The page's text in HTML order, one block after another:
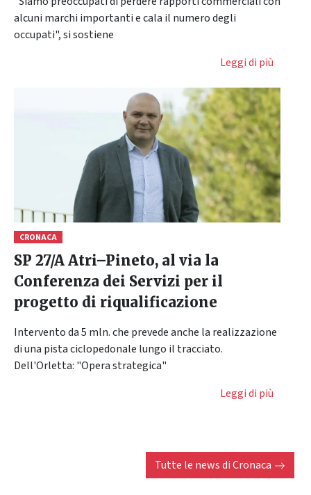
alcuni marchi importanti e cala il numero degli
occupati", si sostiene
Leggi di più
CRONACA
SP 27/A Atri–Pineto, al via la
Conferenza dei Servizi per il
progetto di riqualificazione
Intervento da 5 mln. che prevede anche la realizzazione
di una pista ciclopedonale lungo il tracciato.
Dell'Orletta: "Opera strategica"
Leggi di più
Tutte le news diCronaca